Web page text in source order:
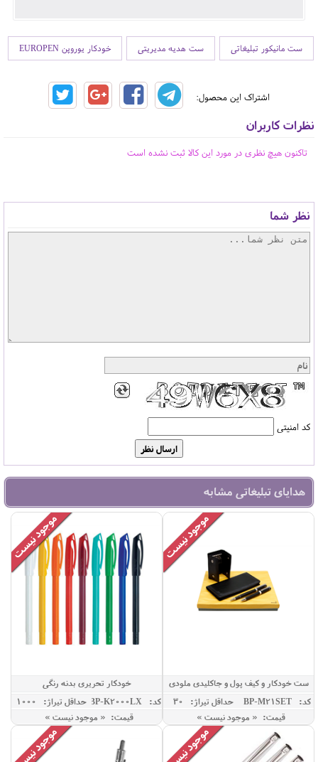
ست مانیکور تبلیغاتی ست هدیه مدیریتی خودکار یوروپن EUROPEN
اشتراک این محصول:
نظرات کاربران
تاکنون هیچ نظری در مورد این کالا ثبت نشده است
نظر شما
کد امنیتی
هدایای تبلیغاتی مشابه
ست خودکار و کیف پول و جاکلیدی ملودی
کد: GBP-M21SET
حداقل تيراژ: 30
قیمت: « موجود نیست »
خودکار تحریری بدنه رنگی
کد: RBP-K2000LX
حداقل تيراژ: 1000
قیمت: « موجود نیست »